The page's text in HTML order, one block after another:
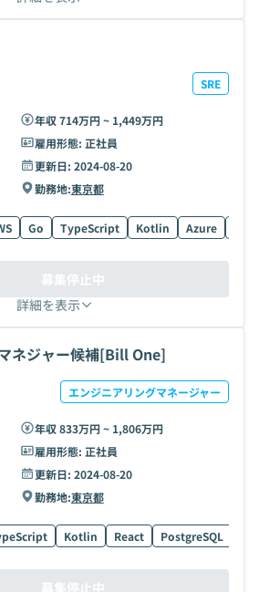
SRE
年収 714万円 ~ 1,449万円
雇用形態: 正社員
更新日: 2024-08-20
勤務地:東京都
Go TypeScript Kotlin Azure
詳細を表示
募集停止中
ネジャー候補[Bill One]
エンジニアリングマネージャー
年収 833万円 ~ 1,806万円
雇用形態: 正社員
更新日: 2024-08-20
勤務地:東京都
Kotlin React PostgreSQL
募集停止中